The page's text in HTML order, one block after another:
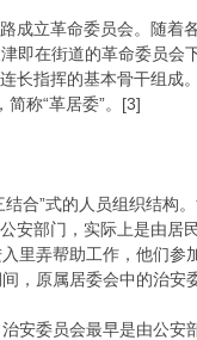
立革命委员会。随着
即在街道的革命委员会
长指挥的基本骨干组成
称“革居委”。[3]
合”式的人员组织结构
安部门，实际上是由居
里弄帮助工作，他们参
，原属居委会中的治安
委员会最早是由公安